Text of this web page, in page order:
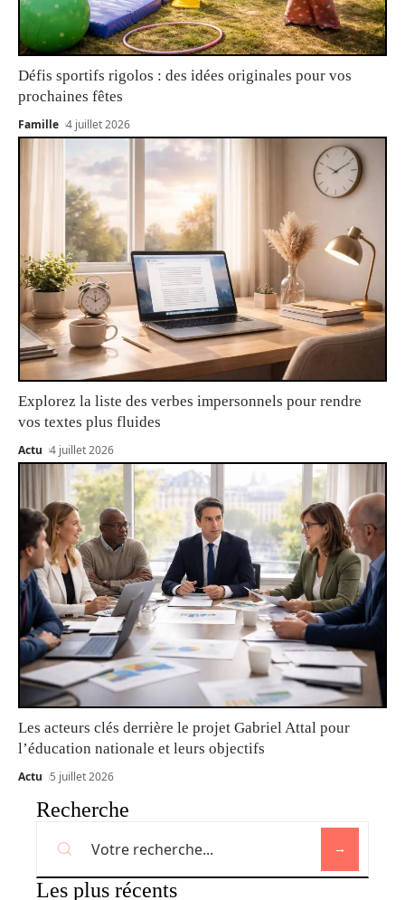
Défis sportifs rigolos : des idées originales pour vos
prochaines fêtes
Famille 4 juillet 2026
Explorez la liste des verbes impersonnels pour rendre
vos textes plus fluides
Actu 4 juillet 2026
Les acteurs clés derrière le projet Gabriel Attal pour
l’éducation nationale et leurs objectifs
Actu 5 juillet 2026
Recherche
Les plus récents